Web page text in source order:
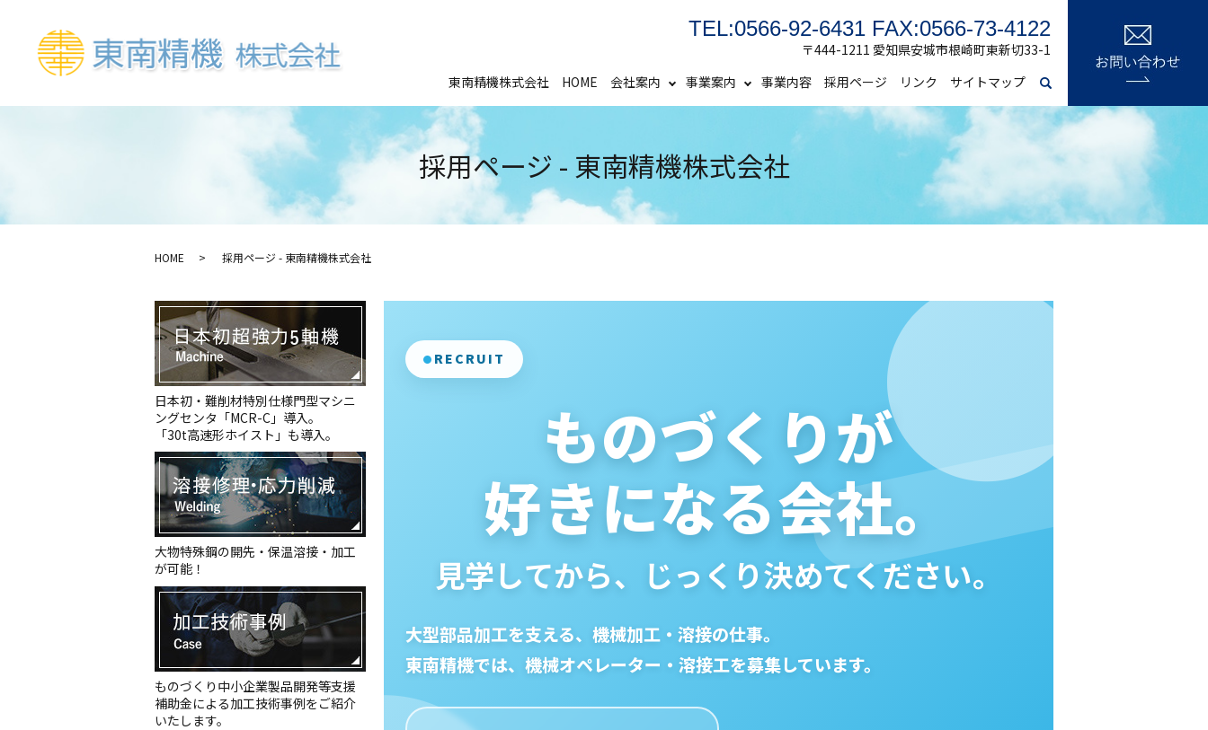
TEL:0566-92-6431 FAX:0566-73-4122
〒444-1211 愛知県安城市根崎町東新切33-1
東南精機株式会社 HOME
会社案内 事業案内 事業内容 採用ページ リンク サイトマップ
採用ページ - 東南精機株式会社
HOME 採用ページ - 東南精機株式会社
RECRUIT
ものづくりが
好きになる会社。
見学してから、じっくり決めてください。
大型部品加工を支える、機械加工・溶接の仕事。
東南精機では、機械オペレーター・溶接工を募集しています。
日本初・難削材特別仕様門型マシニ
ングセンタ「MCR-C」導入。
「30t高速形ホイスト」も導入。
大物特殊鋼の開先・保温溶接・加工
が可能！
ものづくり中小企業製品開発等支援
補助金による加工技術事例をご紹介
いたします。